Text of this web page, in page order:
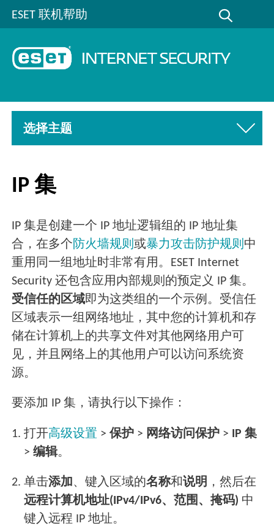
ESET 联机帮助
选择主题
IP 集
IP 集是创建一个 IP 地址逻辑组的 IP 地址集
合，在多个 防火墙规则或暴力攻击防护规则 中
重用同一组地址时非常有用。ESET Internet
Security 还包含应用内部规则的预定义 IP 集。
受信任的区域即为这类组的一个示例。受信任
区域表示一组网络地址，其中您的计算机和存
储在计算机上的共享文件对其他网络用户可
见，并且网络上的其他用户可以访问系统资
源。
要添加 IP 集，请执行以下操作：
1. 打开高级设置 >保护 > 网络访问保护 >
IP 集
>编辑。
2. 单击添加 、键入区域的名称和说明 ，然后在
远程计算机地址(IPv4/IPv6、范围、掩码) 中
键入远程 IP 地址。